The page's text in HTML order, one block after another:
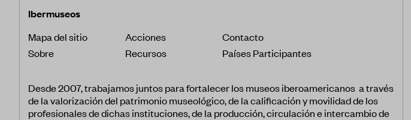
Ibermuseos
Mapa del sitio Acciones
Contacto
Sobre
Recursos Países Participantes
Desde 2007, trabajamos juntos para fortalecer los museos iberoamericanos a través
de la valorización del patrimonio museológico, de la calificación y movilidad de los
profesionales de dichas instituciones, de la producción, circulación e intercambio de